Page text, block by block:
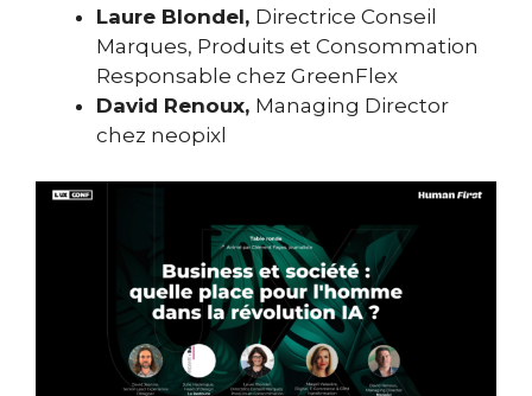
Laure Blondel, Directrice Conseil
Marques, Produits et Consommation
Responsable chez GreenFlex
David Renoux, Managing Director
chez neopixl